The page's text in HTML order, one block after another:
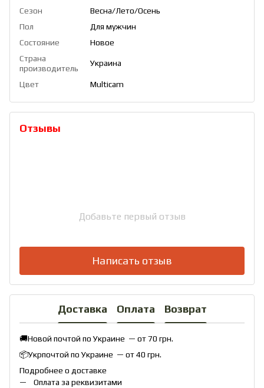
Сезон
Весна/Лето/Осень
Пол
Для мужчин
Состояние
Новое
Страна
производитель
Украина
Цвет Multicam
Отзывы
Добавьте первый отзыв
Написать отзыв
Доставка Оплата Возврат
🚚Новой почтой по Украине — от 70 грн.
📦Укрпочтой по Украине — от 40 грн.
Подробнее о доставке
Оплата за реквизитами